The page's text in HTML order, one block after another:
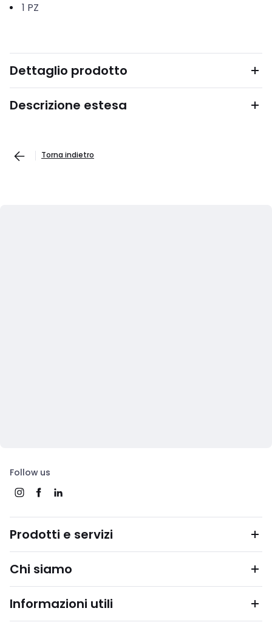
1 PZ
Dettaglio prodotto
Descrizione estesa
Torna indietro
Follow us
Prodotti e servizi
Chi siamo
Informazioni utili